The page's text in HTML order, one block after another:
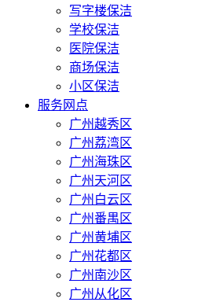
写字楼保洁
学校保洁
医院保洁
商场保洁
小区保洁
服务网点
广州越秀区
广州荔湾区
广州海珠区
广州天河区
广州白云区
广州番禺区
广州黄埔区
广州花都区
广州南沙区
广州从化区